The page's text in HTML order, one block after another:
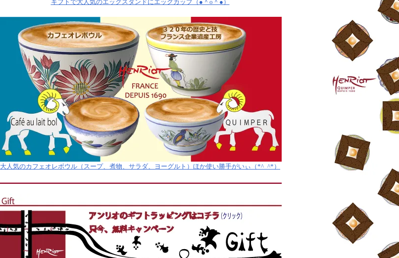
ギフトで大人気のエッグスタンドにエッグカップ（●＾o＾●）
大人気のカフェオレボウル（スープ、煮物、サラダ、ヨーグルト）ほか使い勝手がいぃ（*^_^*）